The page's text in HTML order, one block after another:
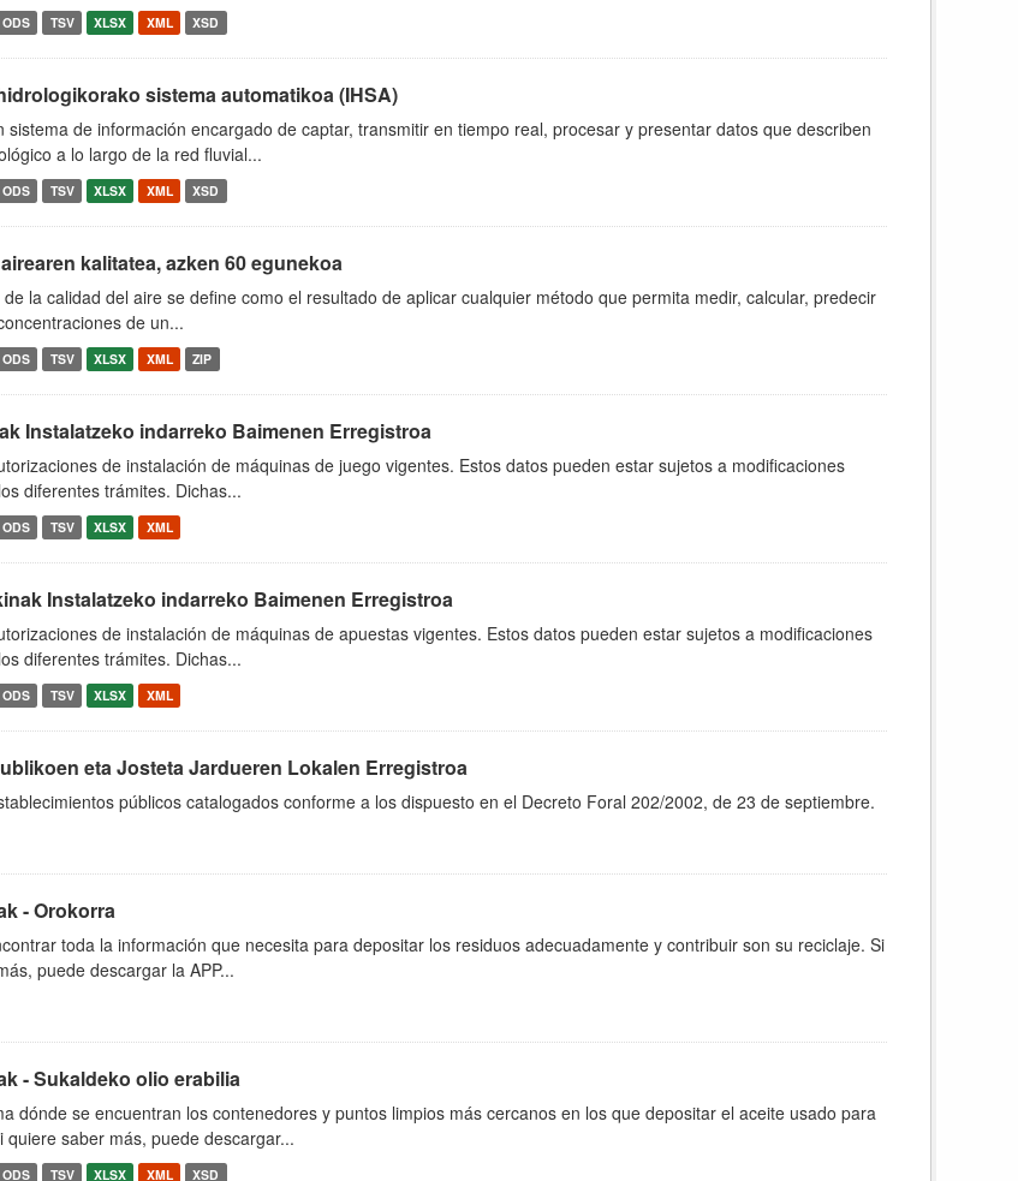
ODS TSV XLSX XML XSD
sistema automatikoa (IHSA)
sistema de información encargado de captar, transmitir en tiempo real, procesar y presentar datos que describen
a lo largo de la red fluvial...
ODS TSV XLSX XML XSD
kalitatea, azken 60 egunekoa
la calidad del aire se define como el resultado de aplicar cualquier método que permita medir, calcular, predecir
de un...
ODS TSV XLSX XML ZIP
Instalatzeko indarreko Baimenen Erregistroa
de instalación de máquinas de juego vigentes. Estos datos pueden estar sujetos a modificaciones
diferentes trámites. Dichas...
ODS TSV XLSX XML
Instalatzeko indarreko Baimenen Erregistroa
de instalación de máquinas de apuestas vigentes. Estos datos pueden estar sujetos a modificaciones
diferentes trámites. Dichas...
ODS TSV XLSX XML
eta Josteta Jardueren Lokalen Erregistroa
públicos catalogados conforme a los dispuesto en el Decreto Foral 202/2002, de 23 de septiembre.
- Orokorra
toda la información que necesita para depositar los residuos adecuadamente y contribuir son su reciclaje. Si
puede descargar la APP...
- Sukaldeko olio erabilia
dónde se encuentran los contenedores y puntos limpios más cercanos en los que depositar el aceite usado para
quiere saber más, puede descargar...
ODS TSV XLSX XML XSD